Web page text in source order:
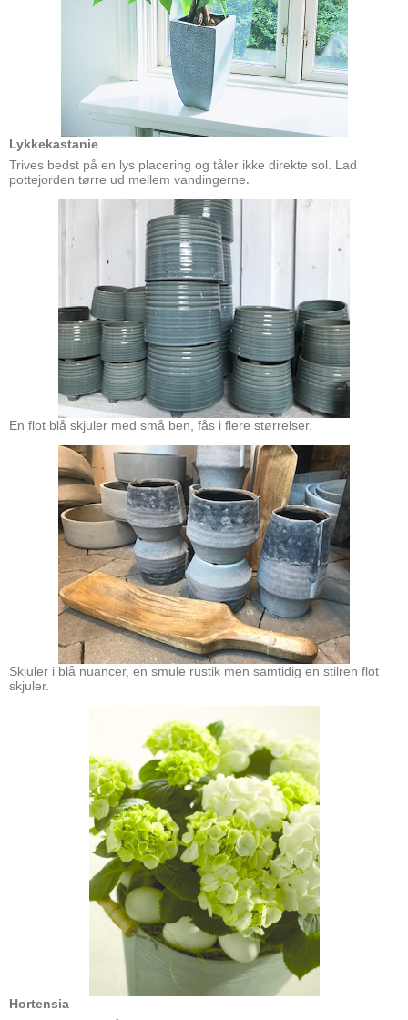
Lykkekastanie
Trives bedst på en lys placering og tåler ikke direkte sol. Lad
pottejorden tørre ud mellem vandingerne.
En flot blå skjuler med små ben, fås i flere størrelser.
Skjuler i blå nuancer, en smule rustik men samtidig en stilren flot
skjuler.
Hortensia